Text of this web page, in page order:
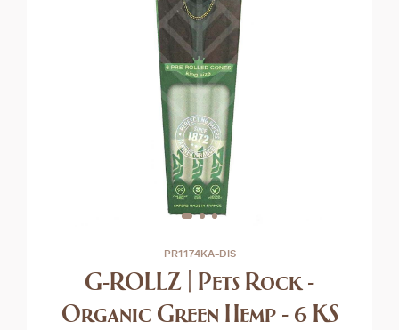
PR1174KA-DIS
G-ROLLZ | Pets Rock -
Organic Green Hemp - 6 KS